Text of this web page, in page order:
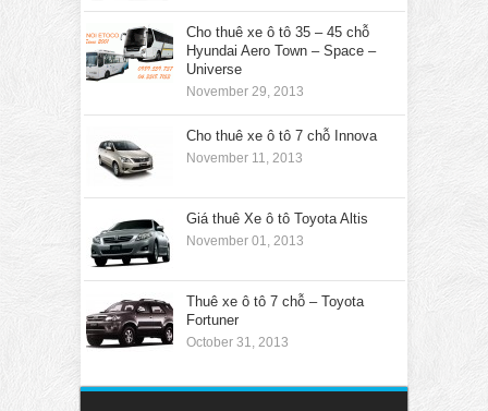
Cho thuê xe ô tô 35 – 45 chỗ
Hyundai Aero Town – Space –
Universe
November 29, 2013
Cho thuê xe ô tô 7 chỗ Innova
November 11, 2013
Giá thuê Xe ô tô Toyota Altis
November 01, 2013
Thuê xe ô tô 7 chỗ – Toyota
Fortuner
October 31, 2013